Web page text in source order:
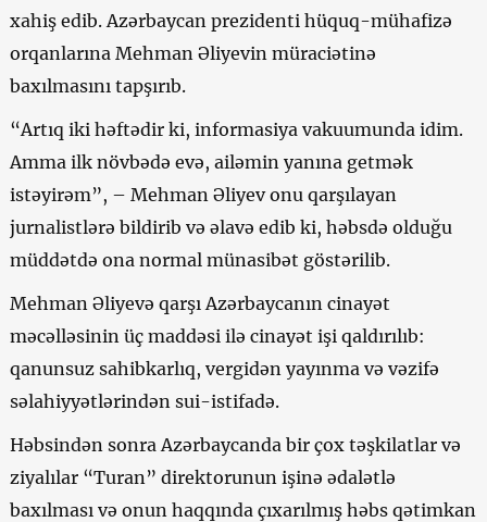
xahiş edib. Azərbaycan prezidenti hüquq-mühafizə
orqanlarına Mehman Əliyevin müraciətinə
baxılmasını tapşırıb.
“Artıq iki həftədir ki, informasiya vakuumunda idim.
Amma ilk növbədə evə, ailəmin yanına getmək
istəyirəm”, – Mehman Əliyev onu qarşılayan
jurnalistlərə bildirib və əlavə edib ki, həbsdə olduğu
müddətdə ona normal münasibət göstərilib.
Mehman Əliyevə qarşı Azərbaycanın cinayət
məcəlləsinin üç maddəsi ilə cinayət işi qaldırılıb:
qanunsuz sahibkarlıq, vergidən yayınma və vəzifə
səlahiyyətlərindən sui-istifadə.
Həbsindən sonra Azərbaycanda bir çox təşkilatlar və
ziyalılar “Turan” direktorunun işinə ədalətlə
baxılması və onun haqqında çıxarılmış həbs qətimkan